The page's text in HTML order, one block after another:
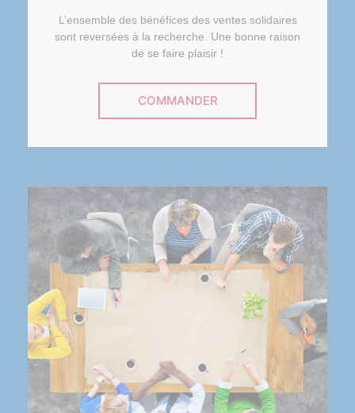
L’ensemble des bénéfices des ventes solidaires
sont reversées à la recherche. Une bonne raison
de se faire plaisir !
COMMANDER